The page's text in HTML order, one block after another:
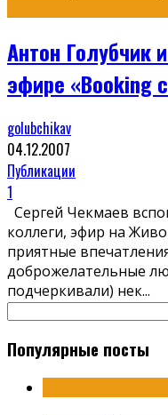
Антон Голубчик
эфире «Вооking
golubchikav
04.12.2007
Публикации
1
Сергей Чекмаев
коллеги, эфир на
приятные
доброжелательные
подчеркивали) нек...
Популярные посты